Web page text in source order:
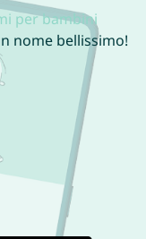
per bambini
nome bellissimo!